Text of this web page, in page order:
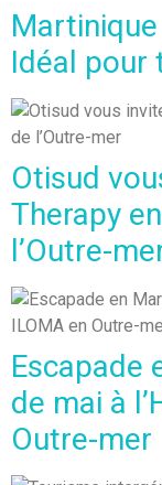
Idéal pour
Otisud
Therapy
l’Outre-
Escapade
de mai à
Outre-mer